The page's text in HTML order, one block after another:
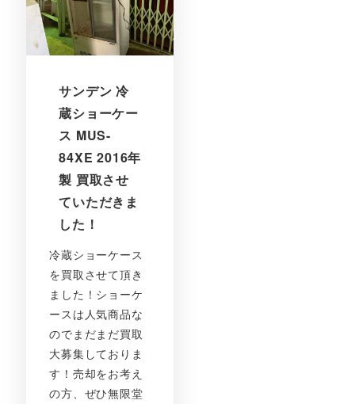
サンデン 冷
蔵ショーケー
ス MUS-
84XE 2016年
製 買取させ
ていただきま
した！
冷蔵ショーケース
を買取させて頂き
ました！ショーケ
ースは人気商品な
のでまだまだ買取
大募集しておりま
す！売却をお考え
の方、ぜひ無限堂